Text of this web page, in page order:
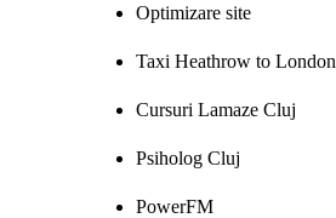
Optimizare site
Taxi Heathrow to London
Cursuri Lamaze Cluj
Psiholog Cluj
PowerFM